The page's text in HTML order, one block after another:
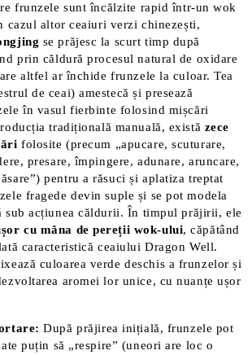
frunzele sunt încălzite rapid într-un wok
cazul altor ceaiuri verzi chinezești,
se prăjesc la scurt timp după
prin căldură procesul natural de oxidare
altfel ar închide frunzele la culoar. Tea
de ceai) amestecă și presează
în vasul fierbinte folosind mișcări
tradițională manuală, există zece
folosite (precum „apucare, scuturare,
presare, împingere, adunare, aruncare,
pentru a răsuci și aplatiza treptat
fragede devin suple și se pot modela
sub acțiunea căldurii. În timpul prăjirii, ele
cu mâna de pereții wok-ului, căpătând
caracteristică ceaiului Dragon Well​.
culoarea verde deschis a frunzelor și
aromei lor unice, cu nuanțe ușor
După prăjirea inițială, frunzele pot
puțin să „respire” (uneori are loc o